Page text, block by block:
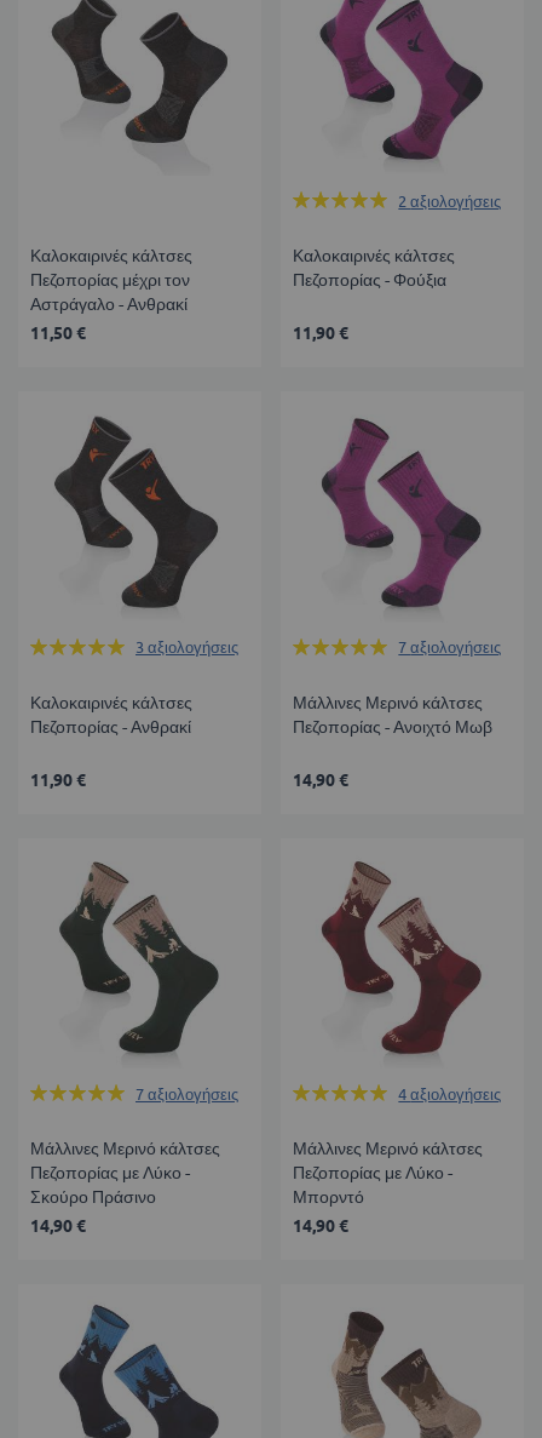
Καλοκαιρινές κάλτσες
Πεζοπορίας μέχρι τον
Αστράγαλο - Ανθρακί
11,50 €
Βαθμολογία:
2αξιολογήσεις
Καλοκαιρινές κάλτσες
Πεζοπορίας - Φούξια
11,90 €
Βαθμολογία:
3 αξιολογήσεις
Καλοκαιρινές κάλτσες
Πεζοπορίας - Ανθρακί
11,90 €
Βαθμολογία:
7αξιολογήσεις
Μάλλινες Μερινό κάλτσες
Πεζοπορίας - Ανοιχτό Μωβ
14,90 €
Βαθμολογία:
7 αξιολογήσεις
Μάλλινες Μερινό κάλτσες
Πεζοπορίας με Λύκο -
Σκούρο Πράσινο
14,90 €
Βαθμολογία:
4αξιολογήσεις
Μάλλινες Μερινό κάλτσες
Πεζοπορίας με Λύκο -
Μπορντό
14,90 €